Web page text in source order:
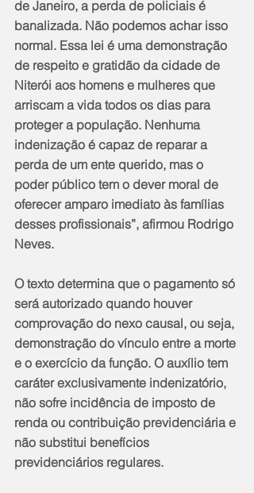
de Janeiro, a perda de policiais é
banalizada. Não podemos achar isso
normal. Essa lei é uma demonstração
de respeito e gratidão da cidade de
Niterói aos homens e mulheres que
arriscam a vida todos os dias para
proteger a população. Nenhuma
indenização é capaz de reparar a
perda de um ente querido, mas o
poder público tem o dever moral de
oferecer amparo imediato às famílias
desses profissionais”, afirmou Rodrigo
Neves.
O texto determina que o pagamento só
será autorizado quando houver
comprovação do nexo causal, ou seja,
demonstração do vínculo entre a morte
e o exercício da função. O auxílio tem
caráter exclusivamente indenizatório,
não sofre incidência de imposto de
renda ou contribuição previdenciária e
não substitui benefícios
previdenciários regulares.